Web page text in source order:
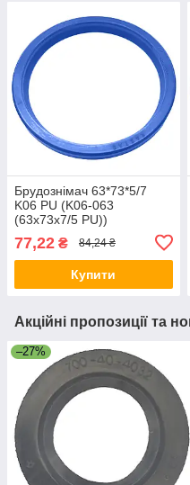
Брудознімач 63*73*5/7
K06 PU (K06-063
(63х73х7/5 PU))
77,22 ₴ 84,24 ₴
Купити
Акційні пропозиції та
–27%